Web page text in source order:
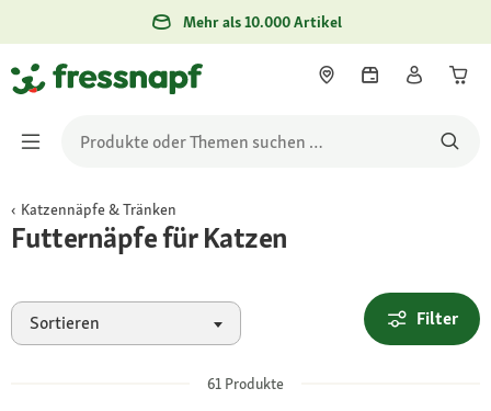
Mehr als 10.000 Artikel
Katzennäpfe & Tränken
Futternäpfe für Katzen
Sortieren Filter
61 Produkte